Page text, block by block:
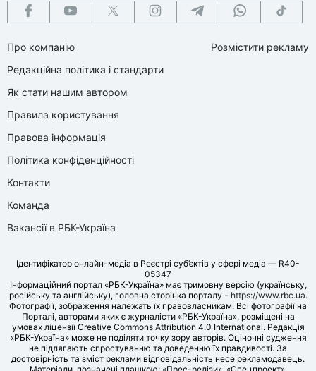
Про компанію
Редакційна політика і стандарти
Як стати нашим автором
Правила користування
Правова інформація
Політика конфіденційності
Контакти
Команда
Вакансії в РБК-Україна
Розмістити рекламу
Ідентифікатор онлайн-медіа в Реєстрі суб’єктів у сфері медіа — R40-
05347
Інформаційний портал «РБК-Україна» має тримовну версію (українську,
російську та англійську), головна сторінка порталу - https://www.rbc.ua.
Фотографії, зображення належать їх правовласникам. Всі фотографії на
Порталі, авторами яких є журналісти «РБК-Україна», розміщені на
умовах ліцензії Creative Commons Attribution 4.0 International. Редакція
«РБК-Україна» може не поділяти точку зору авторів. Оціночні судження
не підлягають спростуванню та доведенню їх правдивості. За
достовірність та зміст реклами відповідальність несе рекламодавець.